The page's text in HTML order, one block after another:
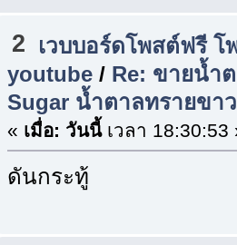
2
เวบบอร์ดโพสต์ฟรี โ
youtube/ Re: ขายน้ำ
Sugar น้ำตาลทรายขา
« เมื่อ: วันนี้เวลา 18:30:53
ดันกระทู้